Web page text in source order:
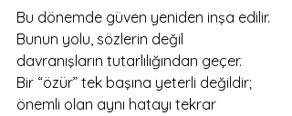
Bu dönemde güven yeniden inşa edilir.
Bunun yolu, sözlerin değil
davranışların tutarlılığından geçer.
Bir “özür” tek başına yeterli değildir;
önemli olan aynı hatayı tekrar